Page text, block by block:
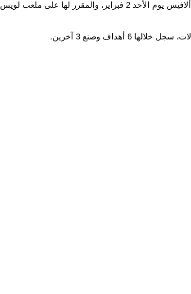
وعلى هذا الأساس، فمن المؤكد أن موعد عودة أولمو سيكون أمام ديبورتيفو ألافيس يوم الأحد 2 فبراير، والمقرر لها على ملعب لويس